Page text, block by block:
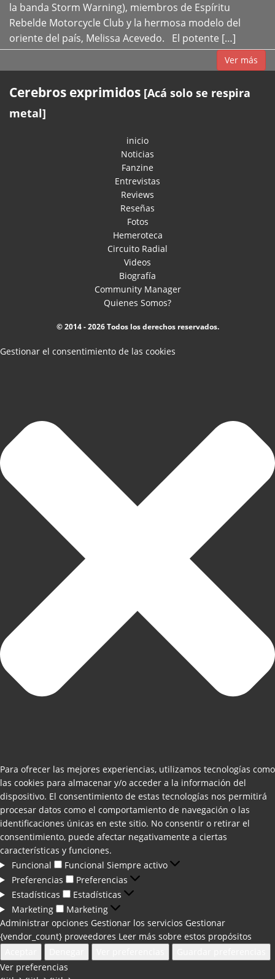
la banda Storm Warning), miembros de Espíritu
Rebelde Motorcycle Club y la hermosa modelo del
oriente del país, Melissa Acevedo. El potente […]
Ver más
Cerebros exprimidos [Acá solo se respira
metal]
inicio
Noticias
Fanzine
Entrevistas
Reviews
Reseñas
Fotos
Hemeroteca
Circuito Radial
Videos
Biografía
Community Manager
Quienes Somos?
© 2014 - 2026 Todos los derechos reservados.
Gestionar el consentimiento de las cookies
Para ofrecer las mejores experiencias, utilizamos tecnologías como
las cookies para almacenar y/o acceder a la información del
dispositivo. El consentimiento de estas tecnologías nos permitirá
procesar datos como el comportamiento de navegación o las
identificaciones únicas en este sitio. No consentir o retirar el
consentimiento, puede afectar negativamente a ciertas
características y funciones.
Funcional
Funcional Siempre activo
Preferencias
Preferencias
Estadísticas
Estadísticas
Marketing
Marketing
Administrar opciones Gestionar los servicios Gestionar
{vendor_count} proveedores Leer más sobre estos propósitos
Ver preferencias